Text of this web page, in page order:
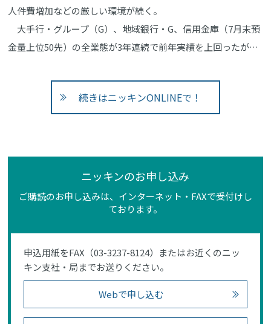
人件費増加などの厳しい環境が続く。
大手行・グループ（G）、地域銀行・G、信用金庫（7月末預
金量上位50先）の全業態が3年連続で前年実績を上回ったが…
続きはニッキンONLINEで！
ニッキンのお申し込み
ご購読のお申し込みは、インターネット・FAXで受付けし
ております。
申込用紙をFAX（03-3237-8124）またはお近くのニッ
キン支社・局までお送りください。
Webで申し込む